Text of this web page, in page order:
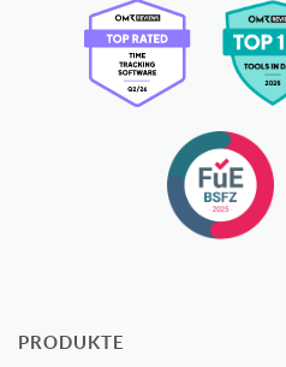
PRODUKTE